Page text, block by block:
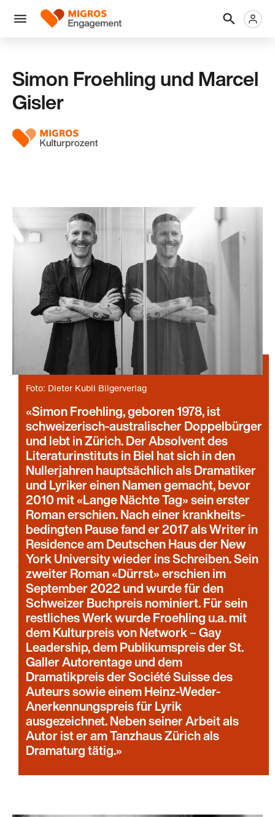
Navigation
überspringen
Menü
Logo
Simon Froehling und Marcel
Gisler
Foto: Dieter Kubli Bilgerverlag
Simon Froehling, geboren 1978, ist
schweizerisch-australischer Doppelbürger
und lebt in Zürich. Der Absolvent des
Literaturinstituts in Biel hat sich in den
Nullerjahren hauptsächlich als Dramatiker
und Lyriker einen Namen gemacht, bevor
2010 mit «Lange Nächte Tag» sein erster
Roman erschien. Nach einer krankheits-
bedingten Pause fand er 2017 als Writer in
Residence am Deutschen Haus der New
York University wieder ins Schreiben. Sein
zweiter Roman «Dürrst» erschien im
September 2022 und wurde für den
Schweizer Buchpreis nominiert. Für sein
restliches Werk wurde Froehling u.a. mit
dem Kulturpreis von Network – Gay
Leadership, dem Publikumspreis der St.
Galler Autorentage und dem
Dramatikpreis der Société Suisse des
Auteurs sowie einem Heinz-Weder-
Anerkennungspreis für Lyrik
ausgezeichnet. Neben seiner Arbeit als
Autor ist er am Tanzhaus Zürich als
Dramaturg tätig.